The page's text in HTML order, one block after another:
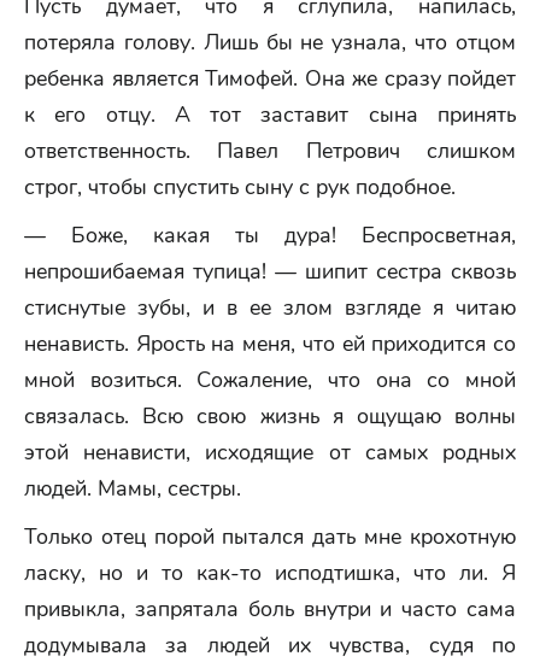
Пусть думает, что я сглупила, напилась,
потеряла голову. Лишь бы не узнала, что отцом
ребенка является Тимофей. Она же сразу пойдет
к его отцу. А тот заставит сына принять
ответственность. Павел Петрович слишком
строг, чтобы спустить сыну с рук подобное.
— Боже, какая ты дура! Беспросветная,
непрошибаемая тупица! — шипит сестра сквозь
стиснутые зубы, и в ее злом взгляде я читаю
ненависть. Ярость на меня, что ей приходится со
мной возиться. Сожаление, что она со мной
связалась. Всю свою жизнь я ощущаю волны
этой ненависти, исходящие от самых родных
людей. Мамы, сестры.
Только отец порой пытался дать мне крохотную
ласку, но и то как-то исподтишка, что ли. Я
привыкла, запрятала боль внутри и часто сама
додумывала за людей их чувства, судя по